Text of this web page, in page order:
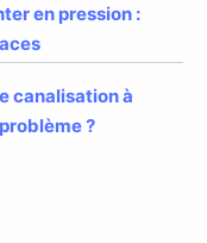
en pression :
canalisation à
?